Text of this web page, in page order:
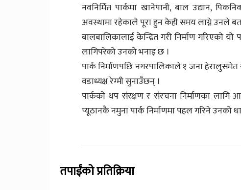
नवनिर्मित पार्कमा खानेपानी, बाल उद्यान,
अवस्थामा रहेकाले पूरा हुन केही समय लाग्ने उनले
बालबालिकालाई केन्द्रित गरी निर्माण गरिएको यो
लागिपरेको उनको भनाइ छ ।
पार्क निर्माणपछि नगरपालिकाले १ जना
वडाध्यक्ष रेग्मी सुनाउँछन् ।
पार्कको थप संरक्षण र संरचना निर्माणका लागि
प्यूठानकै नमुना पार्क निर्माणमा पहल गरिने उनको
तपाईंको प्रतिक्रिया